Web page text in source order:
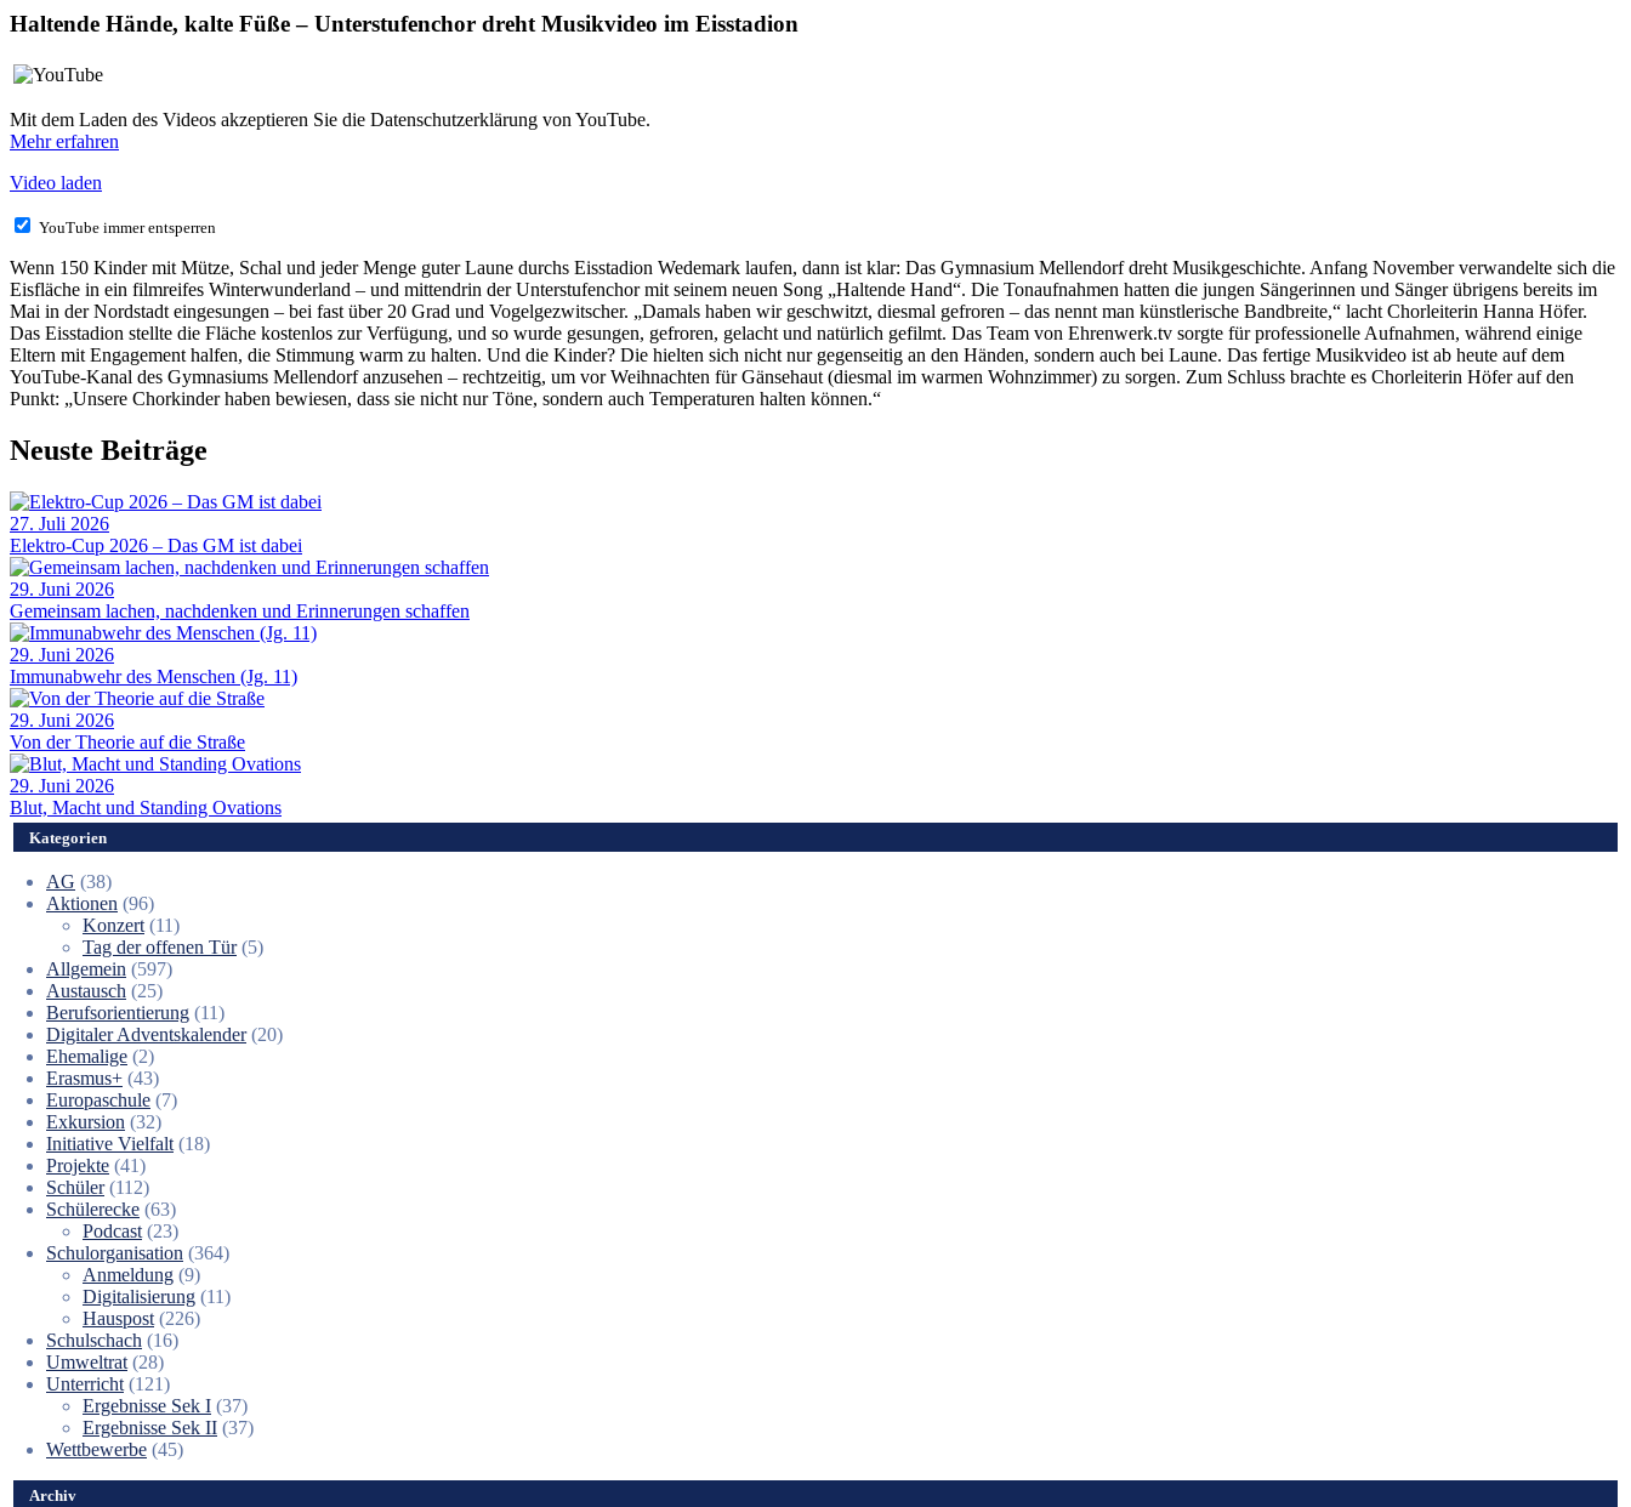
Haltende Hände, kalte Füße – Unterstufenchor dreht Musikvideo im Eisstadion
Mit dem Laden des Videos akzeptieren Sie die Datenschutzerklärung von YouTube.
Mehr erfahren
Video laden
YouTube immer entsperren
Wenn 150 Kinder mit Mütze, Schal und jeder Menge guter Laune durchs Eisstadion Wedemark laufen, dann ist klar: Das Gymnasium Mellendorf dreht Musikgeschichte. Anfang November verwandelte sich die
Eisfläche in ein filmreifes Winterwunderland – und mittendrin der Unterstufenchor mit seinem neuen Song „Haltende Hand“. Die Tonaufnahmen hatten die jungen Sängerinnen und Sänger übrigens bereits im
Mai in der Nordstadt eingesungen – bei fast über 20 Grad und Vogelgezwitscher. „Damals haben wir geschwitzt, diesmal gefroren – das nennt man künstlerische Bandbreite,“ lacht Chorleiterin Hanna Höfer.
Das Eisstadion stellte die Fläche kostenlos zur Verfügung, und so wurde gesungen, gefroren, gelacht und natürlich gefilmt. Das Team von Ehrenwerk.tv sorgte für professionelle Aufnahmen, während einige
Eltern mit Engagement halfen, die Stimmung warm zu halten. Und die Kinder? Die hielten sich nicht nur gegenseitig an den Händen, sondern auch bei Laune. Das fertige Musikvideo ist ab heute auf dem
YouTube-Kanal des Gymnasiums Mellendorf anzusehen – rechtzeitig, um vor Weihnachten für Gänsehaut (diesmal im warmen Wohnzimmer) zu sorgen. Zum Schluss brachte es Chorleiterin Höfer auf den
Punkt: „Unsere Chorkinder haben bewiesen, dass sie nicht nur Töne, sondern auch Temperaturen halten können.“
Neuste Beiträge
27. Juli 2026
Elektro-Cup 2026 – Das GM ist dabei
29. Juni 2026
Gemeinsam lachen, nachdenken und Erinnerungen schaffen
29. Juni 2026
Immunabwehr des Menschen (Jg. 11)
29. Juni 2026
Von der Theorie auf die Straße
29. Juni 2026
Blut, Macht und Standing Ovations
Kategorien
AG (38)
Aktionen (96)
Konzert (11)
Tag der offenen Tür(5)
Allgemein (597)
Austausch (25)
Berufsorientierung (11)
Digitaler Adventskalender(20)
Ehemalige (2)
Erasmus+ (43)
Europaschule (7)
Exkursion (32)
Initiative Vielfalt (18)
Projekte (41)
Schüler(112)
Schülerecke (63)
Podcast (23)
Schulorganisation (364)
Anmeldung (9)
Digitalisierung (11)
Hauspost (226)
Schulschach (16)
Umweltrat (28)
Unterricht (121)
Ergebnisse Sek I (37)
Ergebnisse Sek II (37)
Wettbewerbe (45)
Archiv